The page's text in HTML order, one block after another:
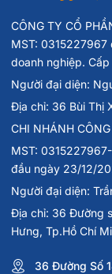
CÔNG TY CỔ
MST:
doanh nghiệp.
Người đại diện:
Địa chỉ: 36 Bùi Thị
CHI NHÁNH
MST:
đầu ngày 23/12/
Người đại diện:
Địa chỉ: 36 Đường
Hưng, Tp.Hồ Chí
36 Đường Số